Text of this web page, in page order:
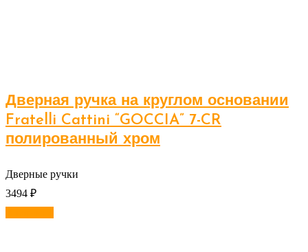
Дверная ручка на круглом основании
Fratelli Cattini “GOCCIA” 7-CR
полированный хром
Дверные ручки
3494 ₽